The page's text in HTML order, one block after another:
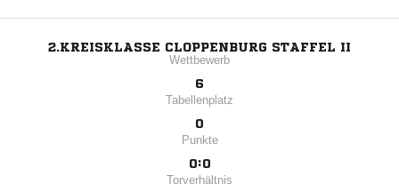
2.KREISKLASSE CLOPPENBURG STAFFEL II
Wettbewerb
6
Tabellenplatz
0
Punkte
0:0
Torverhältnis